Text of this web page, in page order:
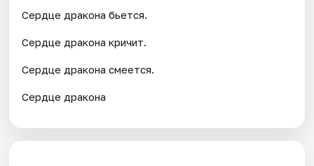
Сердце дракона бьется.
Сердце дракона кричит.
Сердце дракона смеется.
Сердце дракона